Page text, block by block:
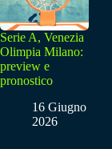
Serie A, Venezia
Olimpia Milano:
preview e
pronostico
16 Giugno
2026